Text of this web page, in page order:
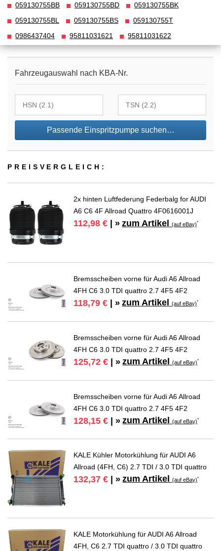
059130755BB
059130755BD
059130755BK
059130755BL
059130755BS
059130755T
0986437404
95811031621 95811031622
Fahrzeugauswahl nach KBA-Nr.
Passende Einspritzpumpe suchen…
PREIS­VER­GLEICH:
2x hinten Luftfederung Federbalg for AUDI
A6 C6 4F Allroad Quattro 4F0616001J
112,98 € | » zum Artikel(auf eBay)*
Bremsscheiben vorne für Audi A6 Allroad
4FH C6 3.0 TDI quattro 2.7 4F5 4F2
118,79 € | » zum Artikel(auf eBay)*
Bremsscheiben vorne für Audi A6 Allroad
4FH C6 3.0 TDI quattro 2.7 4F5 4F2
125,72 € | » zum Artikel(auf eBay)*
Bremsscheiben vorne für Audi A6 Allroad
4FH C6 3.0 TDI quattro 2.7 4F5 4F2
128,15 € | » zum Artikel(auf eBay)*
KALE Kühler Motorkühlung für AUDI A6
Allroad (4FH, C6) 2.7 TDI / 3.0 TDI quattro
132,37 € | » zum Artikel(auf eBay)*
KALE Motorkühlung für AUDI A6 Allroad
4FH, C6 2.7 TDI quattro / 3.0 TDI quattro